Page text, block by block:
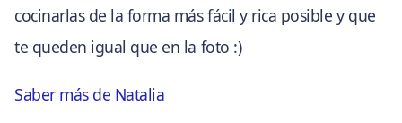
cocinarlas de la forma más fácil y rica posible y que
te queden igual que en la foto :)
Saber más de Natalia